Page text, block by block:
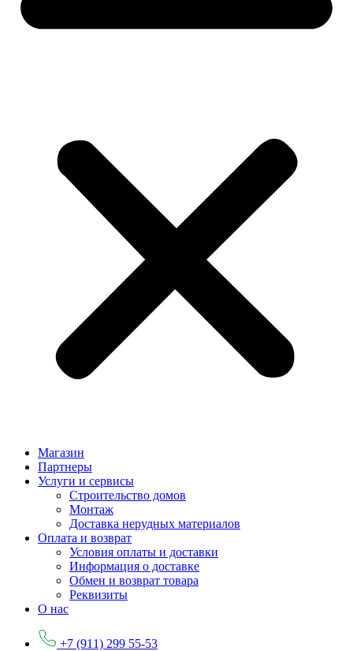
Магазин
Партнеры
Услуги и сервисы
Строительство домов
Монтаж
Доставка нерудных материалов
Оплата и возврат
Условия оплаты и доставки
Информация о доставке
Обмен и возврат товара
Реквизиты
О нас
+7 (911) 299 55-53